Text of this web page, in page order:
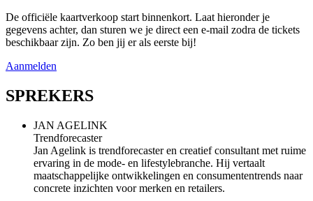
De officiële kaartverkoop start binnenkort. Laat hieronder je
gegevens achter, dan sturen we je direct een e-mail zodra de tickets
beschikbaar zijn. Zo ben jij er als eerste bij!
Aanmelden
SPREKERS
JAN AGELINK
Trendforecaster
Jan Agelink is trendforecaster en creatief consultant met ruime
ervaring in de mode- en lifestylebranche. Hij vertaalt
maatschappelijke ontwikkelingen en consumententrends naar
concrete inzichten voor merken en retailers.